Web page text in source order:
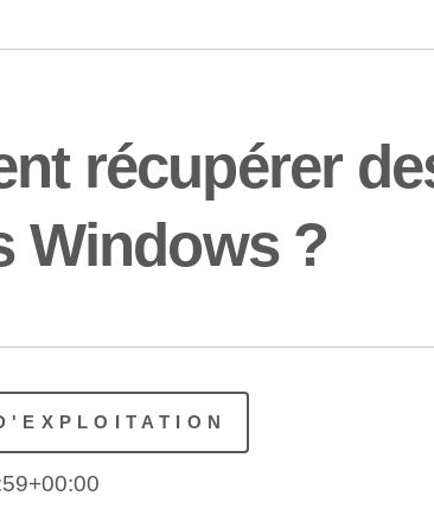
récupérer
Windows ?